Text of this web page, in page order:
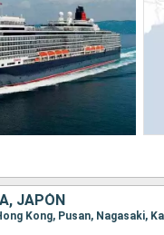
JAPÓN
Kong, Pusan, Nagasaki,